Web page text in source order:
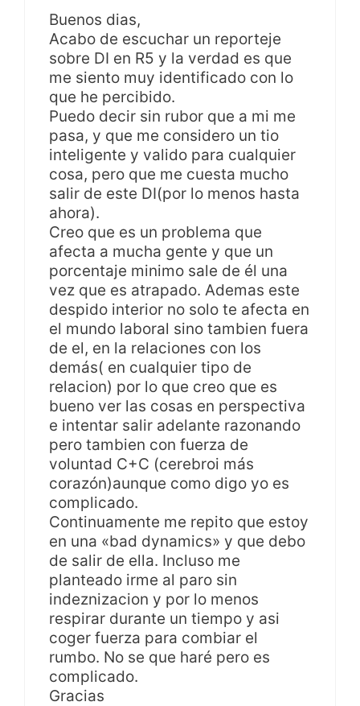
Buenos dias,
Acabo de escuchar un reporteje
sobre DI en R5 y la verdad es que
me siento muy identificado con lo
que he percibido.
Puedo decir sin rubor que a mi me
pasa, y que me considero un tio
inteligente y valido para cualquier
cosa, pero que me cuesta mucho
salir de este DI(por lo menos hasta
ahora).
Creo que es un problema que
afecta a mucha gente y que un
porcentaje minimo sale de él una
vez que es atrapado. Ademas este
despido interior no solo te afecta en
el mundo laboral sino tambien fuera
de el, en la relaciones con los
demás( en cualquier tipo de
relacion) por lo que creo que es
bueno ver las cosas en perspectiva
e intentar salir adelante razonando
pero tambien con fuerza de
voluntad C+C (cerebroi más
corazón)aunque como digo yo es
complicado.
Continuamente me repito que estoy
en una «bad dynamics» y que debo
de salir de ella. Incluso me
planteado irme al paro sin
indeznizacion y por lo menos
respirar durante un tiempo y asi
coger fuerza para combiar el
rumbo. No se que haré pero es
complicado.
Gracias